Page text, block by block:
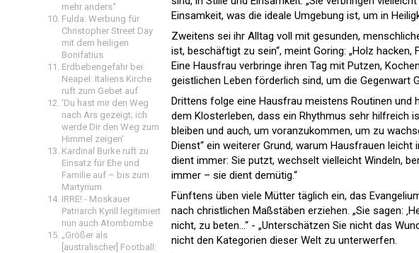
mehr anders“
Fulda: Werbung für
Christopher Street Day
mit dem heiligen
Bonifatius
Erdbebengefahr bei
Neapel: Italiens Kirche
ruft zum Gebet auf
'Du hast mir den Weg
nach Ars gezeigt; ich
werde Dir den Weg zum
Himmel zeigen'
Kardinal Burke ruft zu
Einsatz für Ehe und
Familie auf – bis zum
Martyrium
IRRE! - Moskauer
Patriarch Kyrill legitimiert
nun auch Atombombe
„Größer als
[australischer] Football:
Einsamkeit, was die ideale Umgebung ist, um in
Zweitens sei ihr Alltag voll mit gesunden,
ist, beschäftigt zu sein“, meint Goring: „Holz
Eine Hausfrau verbringe ihren Tag mit Putzen,
geistlichen Leben förderlich sind, um die Gegenwart
Drittens folge eine Hausfrau meistens Routinen und
dem Klosterleben, dass ein Rhythmus sehr hilfreich
bleiben und auch, um voranzukommen, um zu
Dienst“ ein weiterer Grund, warum Hausfrauen leicht
dient immer: Sie putzt, wechselt vielleicht Windeln,
immer – sie dient demütig.“
Fünftens üben viele Mütter täglich ein, das
nach christlichen Maßstäben erziehen. „Sie sagen:
nicht, zu beten...“ - „Unterschätzen Sie nicht das
nicht den Kategorien dieser Welt zu unterwerfen.